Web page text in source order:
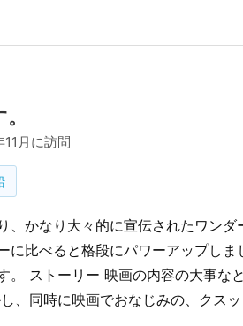
11月に訪問
、かなり大々的に宣伝されたワンダ
に比べると格段にパワーアップしま
。 ストーリー 映画の内容の大事な
、同時に映画でおなじみの、クス